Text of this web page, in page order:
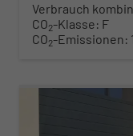
Verbrauch
CO2-Klasse: F
CO2-Emissionen: